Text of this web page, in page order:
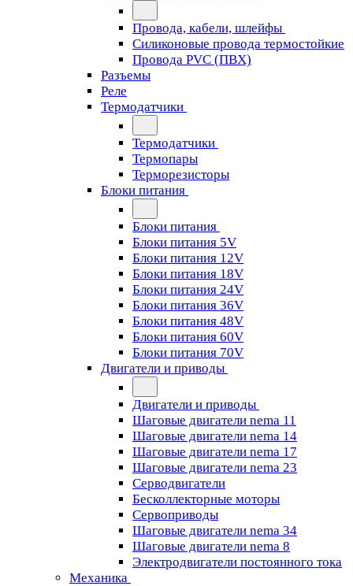
Провода, кабели, шлейфы
Силиконовые провода термостойкие
Провода PVC (ПВХ)
Разъемы
Реле
Термодатчики
Термодатчики
Термопары
Терморезисторы
Блоки питания
Блоки питания
Блоки питания 5V
Блоки питания 12V
Блоки питания 18V
Блоки питания 24V
Блоки питания 36V
Блоки питания 48V
Блоки питания 60V
Блоки питания 70V
Двигатели и приводы
Двигатели и приводы
Шаговые двигатели nema 11
Шаговые двигатели nema 14
Шаговые двигатели nema 17
Шаговые двигатели nema 23
Cерводвигатели
Бесколлекторные моторы
Сервоприводы
Шаговые двигатели nema 34
Шаговые двигатели nema 8
Электродвигатели постоянного тока
Механика